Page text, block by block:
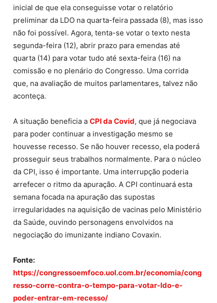
inicial de que ela conseguisse votar o relatório
preliminar da LDO na quarta-feira passada (8), mas isso
não foi possível. Agora, tenta-se votar o texto nesta
segunda-feira (12), abrir prazo para emendas até
quarta (14) para votar tudo até sexta-feira (16) na
comissão e no plenário do Congresso. Uma corrida
que, na avaliação de muitos parlamentares, talvez não
aconteça.
A situação beneficia a CPI da Covid, que já negociava
para poder continuar a investigação mesmo se
houvesse recesso. Se não houver recesso, ela poderá
prosseguir seus trabalhos normalmente. Para o núcleo
da CPI, isso é importante. Uma interrupção poderia
arrefecer o ritmo da apuração. A CPI continuará esta
semana focada na apuração das supostas
irregularidades na aquisição de vacinas pelo Ministério
da Saúde, ouvindo personagens envolvidos na
negociação do imunizante indiano Covaxin.
Fonte:
https://congressoemfoco.uol.com.br/economia/cong
resso-corre-contra-o-tempo-para-votar-ldo-e-
poder-entrar-em-recesso/